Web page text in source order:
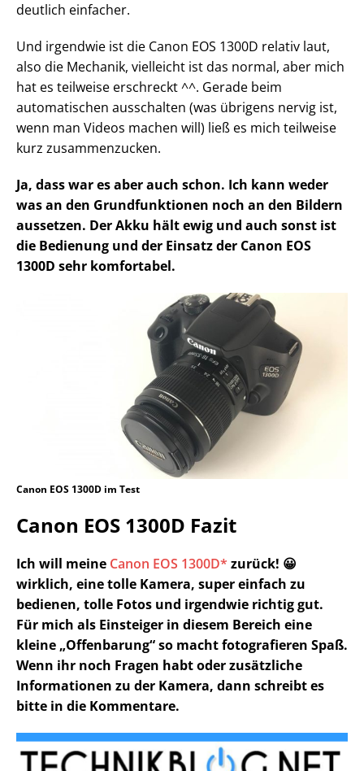
deutlich einfacher.
Und irgendwie ist die Canon EOS 1300D relativ laut,
also die Mechanik, vielleicht ist das normal, aber mich
hat es teilweise erschreckt ^^. Gerade beim
automatischen ausschalten (was übrigens nervig ist,
wenn man Videos machen will) ließ es mich teilweise
kurz zusammenzucken.
Ja, dass war es aber auch schon. Ich kann weder
was an den Grundfunktionen noch an den Bildern
aussetzen. Der Akku hält ewig und auch sonst ist
die Bedienung und der Einsatz der Canon EOS
1300D sehr komfortabel.
Canon EOS 1300D im Test
Canon EOS 1300D Fazit
Ich will meine Canon EOS 1300D* zurück! 😀
wirklich, eine tolle Kamera, super einfach zu
bedienen, tolle Fotos und irgendwie richtig gut.
Für mich als Einsteiger in diesem Bereich eine
kleine „Offenbarung“ so macht fotografieren Spaß.
Wenn ihr noch Fragen habt oder zusätzliche
Informationen zu der Kamera, dann schreibt es
bitte in die Kommentare.